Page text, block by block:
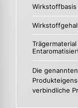
Wirkstoffbasis
Trägermaterial
Die
verbindliche